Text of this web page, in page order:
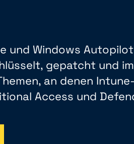
und Windows
gepatcht und
an denen
Access und